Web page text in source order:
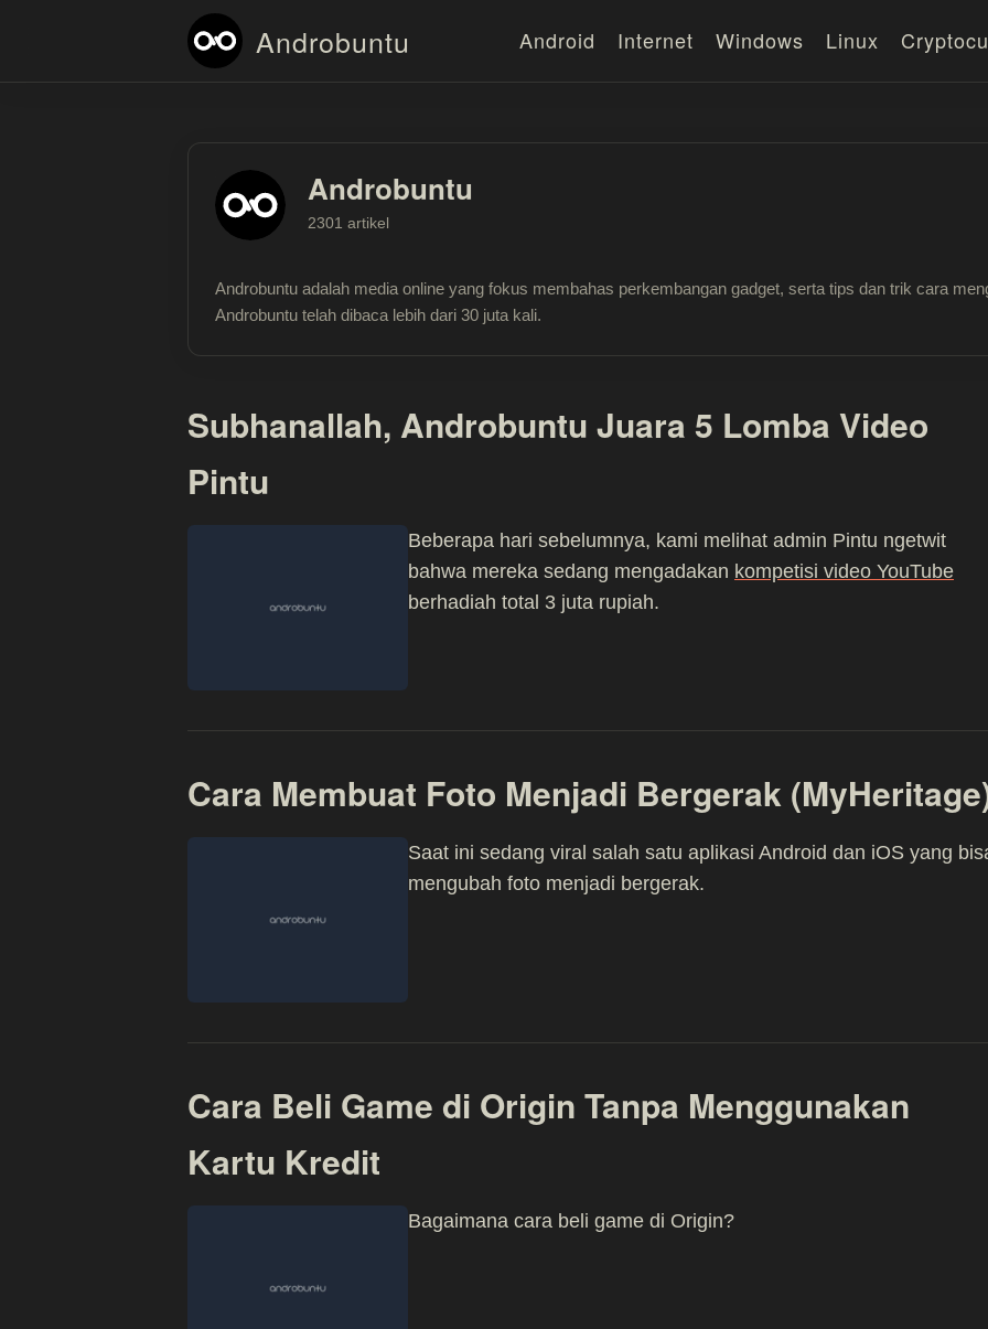
Androbuntu Android Internet Windows Linux
Androbuntu
2301 artikel
Androbuntu adalah media online yang fokus membahas perkembangan gadget, serta tips dan trik cara
Androbuntu telah dibaca lebih dari 30 juta kali.
Subhanallah, Androbuntu Juara 5 Lomba Video
Pintu
Beberapa hari sebelumnya, kami melihat admin Pintu ngetwit
bahwa mereka sedang mengadakan kompetisi video YouTube
berhadiah total 3 juta rupiah.
Cara Membuat Foto Menjadi Bergerak
Saat ini sedang viral salah satu aplikasi Android dan iOS yang
mengubah foto menjadi bergerak.
Cara Beli Game di Origin Tanpa Menggunakan
Kartu Kredit
Bagaimana cara beli game di Origin?